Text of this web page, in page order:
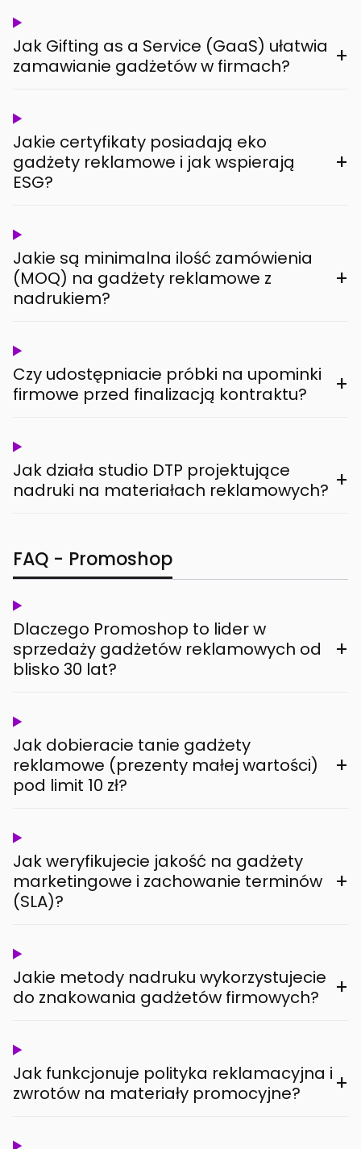
Jak Gifting as a Service (GaaS) ułatwia
zamawianie gadżetów w firmach?
+
Jakie certyfikaty posiadają eko
gadżety reklamowe i jak wspierają
ESG?
+
Jakie są minimalna ilość zamówienia
(MOQ) na gadżety reklamowe z
nadrukiem?
+
Czy udostępniacie próbki na upominki
firmowe przed finalizacją kontraktu?
+
Jak działa studio DTP projektujące
nadruki na materiałach reklamowych? +
FAQ - Promoshop
Dlaczego Promoshop to lider w
sprzedaży gadżetów reklamowych od
blisko 30 lat?
+
Jak dobieracie tanie gadżety
reklamowe (prezenty małej wartości)
pod limit 10 zł?
+
Jak weryfikujecie jakość na gadżety
marketingowe i zachowanie terminów
(SLA)?
+
Jakie metody nadruku wykorzystujecie
do znakowania gadżetów firmowych?
+
Jak funkcjonuje polityka reklamacyjna i
zwrotów na materiały promocyjne?
+